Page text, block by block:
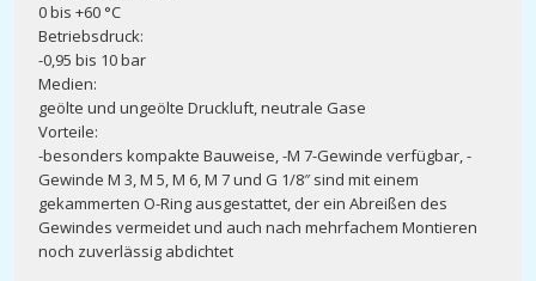
0 bis +60 °C
Betriebsdruck:
-0,95 bis 10 bar
Medien:
geölte und ungeölte Druckluft, neutrale Gase
Vorteile:
-besonders kompakte Bauweise, -M 7-Gewinde verfügbar, -
Gewinde M 3, M 5, M 6, M 7 und G 1/8″ sind mit einem
gekammerten O-Ring ausgestattet, der ein Abreißen des
Gewindes vermeidet und auch nach mehrfachem Montieren
noch zuverlässig abdichtet